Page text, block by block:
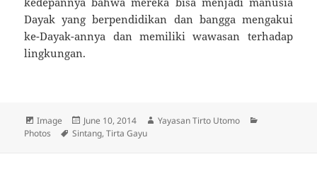
Dayak yang berpendidikan dan bangga mengakui
ke-Dayak-annya dan memiliki wawasan terhadap
lingkungan.
Format
Image
Posted
on
June 10, 2014 Author
Yayasan Tirto Utomo
Photos
Tags
Sintang,Tirta Gayu